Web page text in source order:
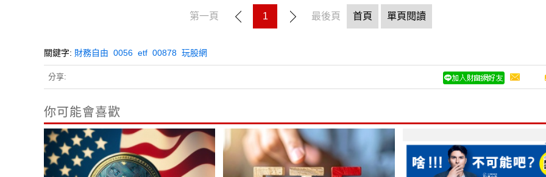
第一頁 1 最後頁 首頁 單頁閱讀
關鍵字: 財務自由 0056 etf 00878 玩股網
分享:
你可能會喜歡